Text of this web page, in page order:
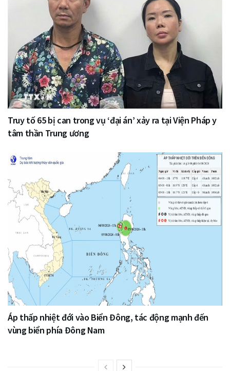
Truy tố 65 bị can trong vụ ‘đại án’ xảy ra tại Viện Pháp y
tâm thần Trung ương
Áp thấp nhiệt đới vào Biển Đông, tác động mạnh đến
vùng biển phía Đông Nam